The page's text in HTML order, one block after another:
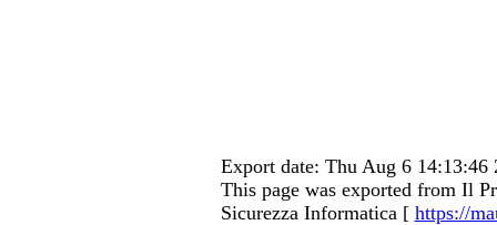
Export date: Thu Aug 6
This page was exported from Il
Sicurezza Informatica [ https://